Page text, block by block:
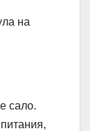
сало.